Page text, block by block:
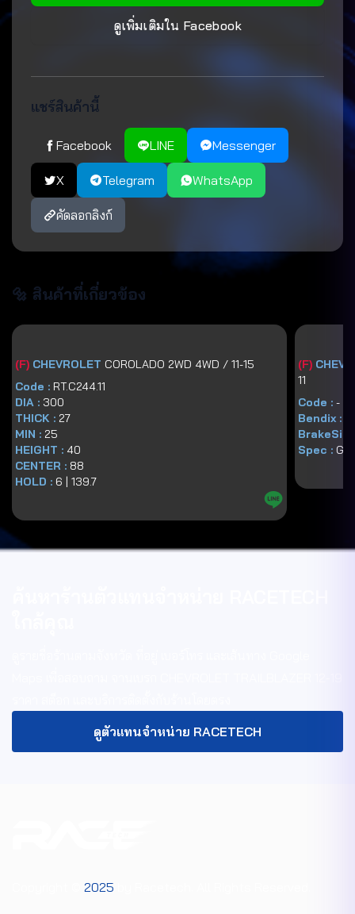
ดูเพิ่มเติมใน Facebook
แชร์สินค้านี้
Facebook LINE Messenger
X Telegram WhatsApp
คัดลอกลิงก์
🔩 สินค้าที่เกี่ยวข้อง
(F) CHEVROLET COROLADO 2WD 4WD / 11-15
Code : RT.C244.11
DIA : 300
THICK : 27
MIN : 25
HEIGHT : 40
CENTER : 88
HOLD : 6 | 139.7
(F)
11
Code : -
Bendix :
Spec : GG
ดูตัวแทนจำหน่าย RACETECH
2025